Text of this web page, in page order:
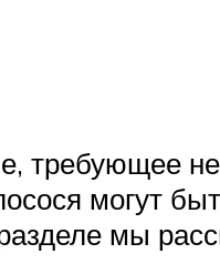
требующее
могут
мы